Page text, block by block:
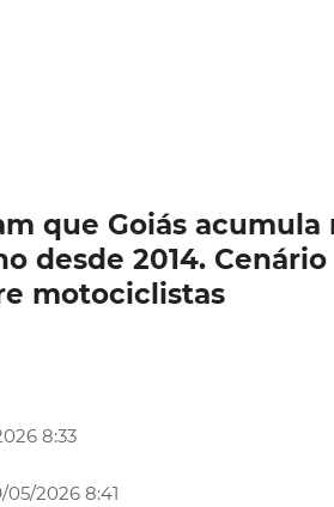
que Goiás acumula
desde 2014.
motociclistas
8:33
2026 8:41